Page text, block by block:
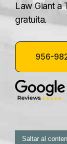
Law Giant a
gratuita.
956-
Saltar al